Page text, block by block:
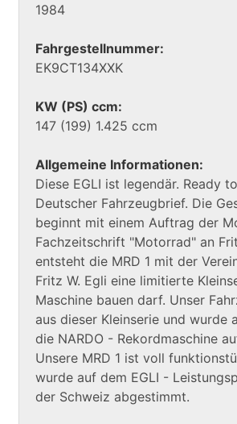
1984
Fahrgestellnummer:
EK9CT134XXK
KW (PS) ccm:
147 (199) 1.425 ccm
Allgemeine Informationen:
Diese EGLI ist legendär. Ready
Deutscher Fahrzeugbrief. Die
beginnt mit einem Auftrag der
Fachzeitschrift "Motorrad" an
entsteht die MRD 1 mit der
Fritz W. Egli eine limitierte
Maschine bauen darf. Unser
aus dieser Kleinserie und wurde
die NARDO - Rekordmaschine
Unsere MRD 1 ist voll
wurde auf dem EGLI -
der Schweiz abgestimmt.